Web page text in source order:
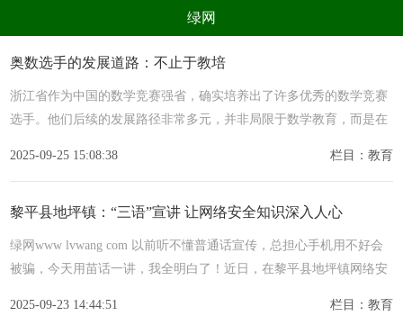
绿网
组织 养生
生态 美食 健康 教育
亲子 电器 数码 旅游
时尚 新能源
奥数选手的发展道路：不止于教培
浙江省作为中国的数学竞赛强省，确实培养出了许多优秀的数学竞赛
选手。他们后续的发展路径非常多元，并非局限于数学教育，而是在
2025-09-25 15:08:38
栏目：教育
黎平县地坪镇：“三语”宣讲 让网络安全知识深入人心
绿网www lvwang com 以前听不懂普通话宣传，总担心手机用不好会
被骗，今天用苗话一讲，我全明白了！近日，在黎平县地坪镇网络安
2025-09-23 14:44:51
栏目：教育